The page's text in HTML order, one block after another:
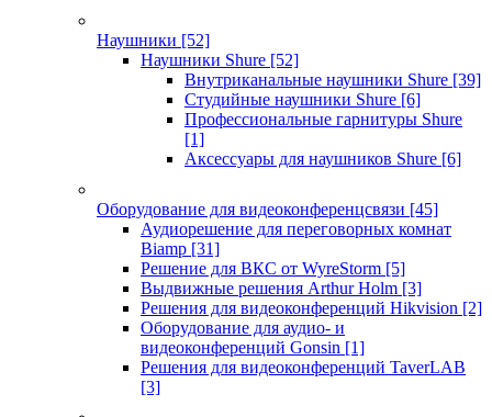
Наушники [52]
Наушники Shure [52]
Внутриканальные наушники Shure [39]
Студийные наушники Shure [6]
Профессиональные гарнитуры Shure
[1]
Аксессуары для наушников Shure [6]
Оборудование для видеоконференцсвязи [45]
Аудиорешение для переговорных комнат
Biamp [31]
Решение для ВКС от WyreStorm [5]
Выдвижные решения Arthur Holm [3]
Решения для видеоконференций Hikvision [2]
Оборудование для аудио- и
видеоконференций Gonsin [1]
Решения для видеоконференций TaverLAB
[3]